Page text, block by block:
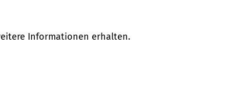
Informationen erhalten.